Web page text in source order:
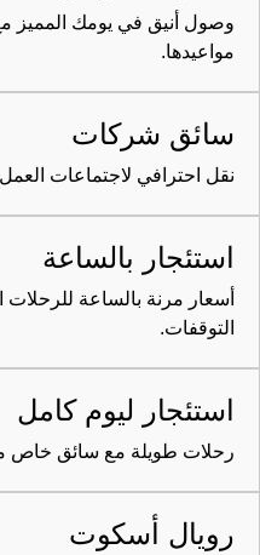
وصول أنيق في يومك المميز
مواعيدها.
سائق شركات
نقل احترافي لاجتماعات العمل
استئجار بالساعة
أسعار مرنة بالساعة للرحلات
التوقفات.
استئجار ليوم كامل
رحلات طويلة مع سائق
رويال أسكوت